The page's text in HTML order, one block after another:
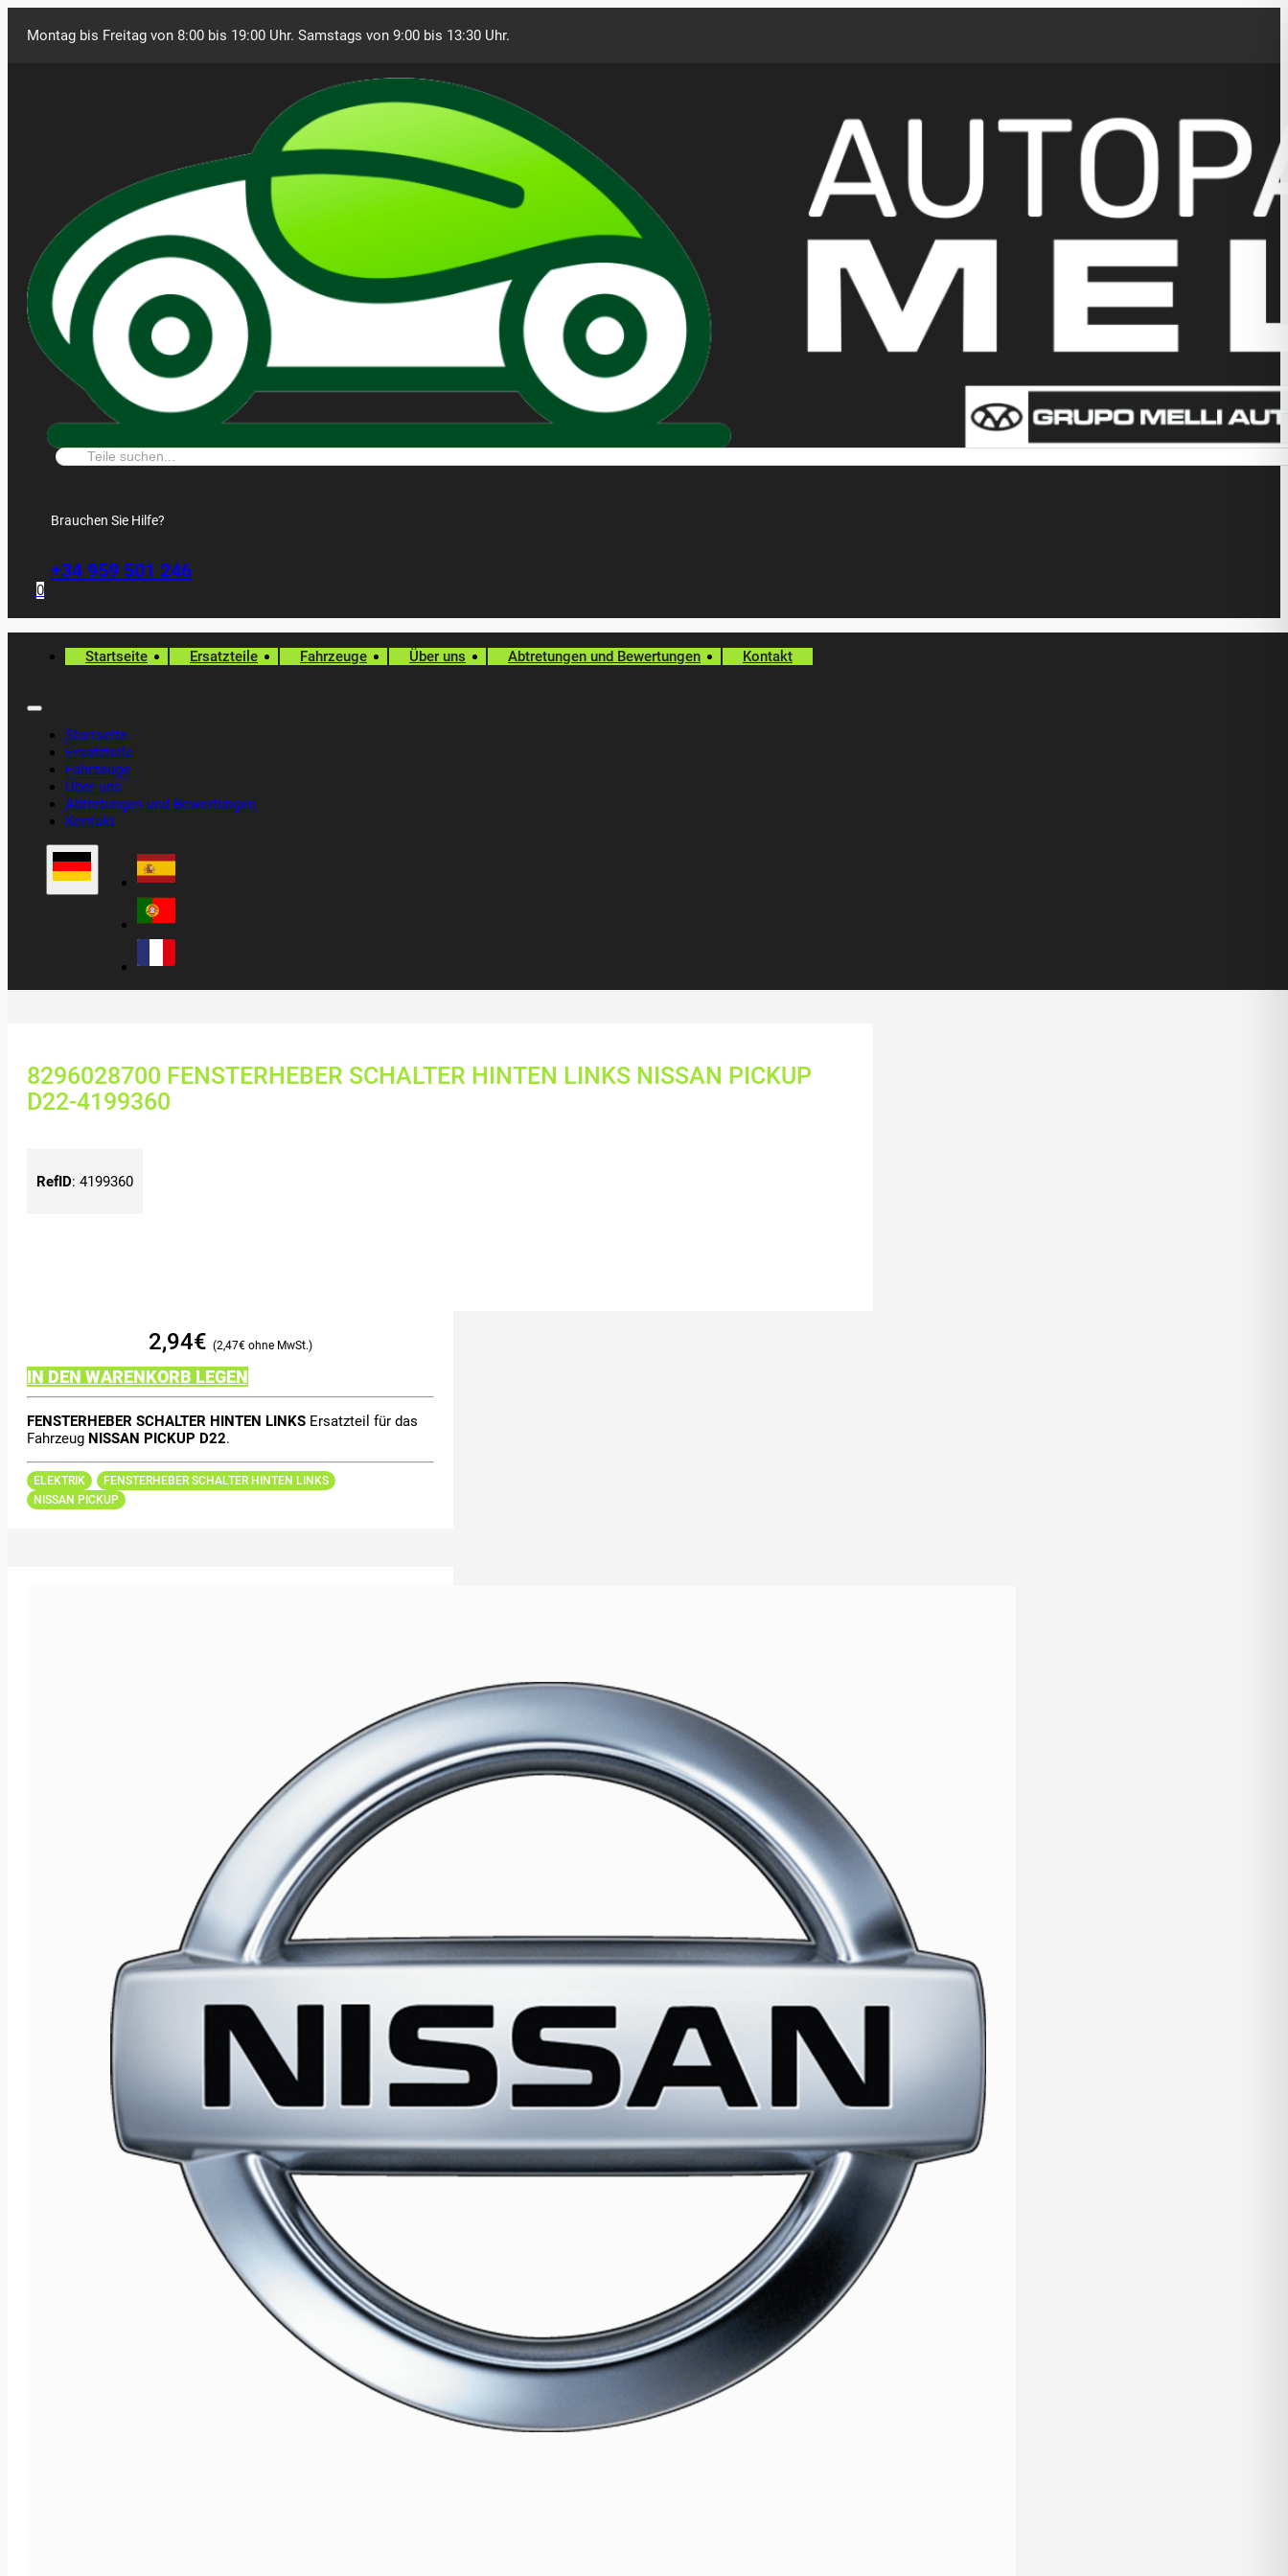
Montag bis Freitag von 8:00 bis 19:00 Uhr. Samstags von 9:00 bis 13:30 Uhr.
Suche:
Brauchen Sie Hilfe?
+34 959 501 246
0
Startseite Ersatzteile Fahrzeuge Über uns Abtretungen und Bewertungen Kontakt
Startseite
Ersatzteile
Fahrzeuge
Über uns
Abtretungen und Bewertungen
Kontakt
8296028700 FENSTERHEBER SCHALTER HINTEN LINKS NISSAN PICKUP
D22-4199360
RefID: 4199360
2,94€ 2,47€
IN DEN WARENKORB LEGEN
FENSTERHEBER SCHALTER HINTEN LINKS Ersatzteil für das
Fahrzeug NISSAN PICKUP D22.
ELEKTRIK
FENSTERHEBER SCHALTER HINTEN LINKS
NISSAN PICKUP